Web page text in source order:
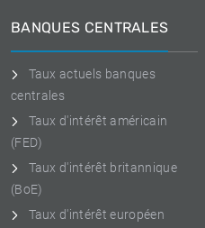
BANQUES CENTRALES
Taux actuels banques
centrales
Taux d'intérêt américain
(FED)
Taux d'intérêt britannique
(BoE)
Taux d'intérêt européen